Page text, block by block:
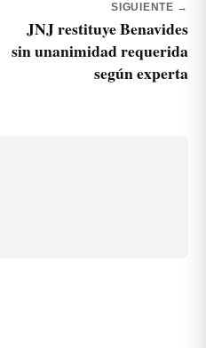
SIGUIENTE →
JNJ restituye Benavides
sin unanimidad requerida
según experta